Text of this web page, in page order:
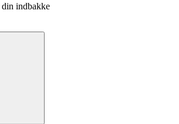
din indbakke